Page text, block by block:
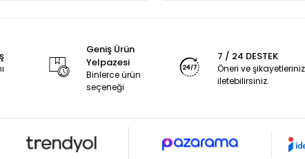
Geniş Ürün
Yelpazesi
Binlerce ürün
seçeneği
7 / 24 DESTEK
Öneri ve
iletebilirsiniz.